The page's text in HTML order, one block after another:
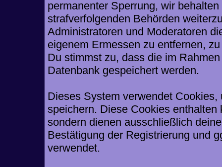
permanenter Sperrung, wir
strafverfolgenden Behörden
Administratoren und Moderatoren
eigenem Ermessen zu entfernen,
Du stimmst zu, dass die im
Datenbank gespeichert werden.
Dieses System verwendet
speichern. Diese Cookies
sondern dienen ausschließlich
Bestätigung der Registrierung und
verwendet.